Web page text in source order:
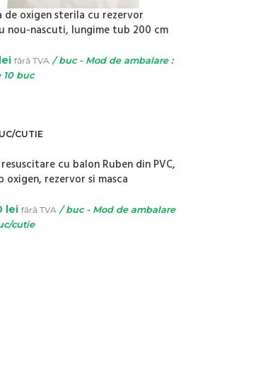
de oxigen sterila cu rezervor
nou-nascuti, lungime tub 200 cm
lei fără TVA / buc - Mod de ambalare :
10 buc
CUTIE
cu balon Ruben din PVC,
oxigen, rezervor si masca
lei fără TVA / buc - Mod de ambalare
cutie